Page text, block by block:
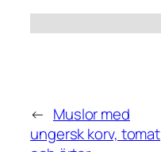
← Muslor med
ungersk korv, tomat